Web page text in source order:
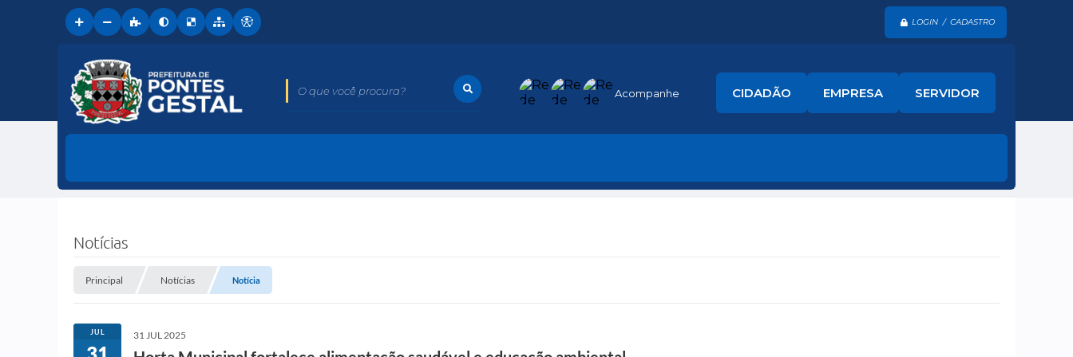
LOGIN / CADASTRO
O que você procura? Acompanhe CIDADÃO EMPRESA SERVIDOR
Notícias
Principal Notícias Notícia
JUL 31 JUL 2025